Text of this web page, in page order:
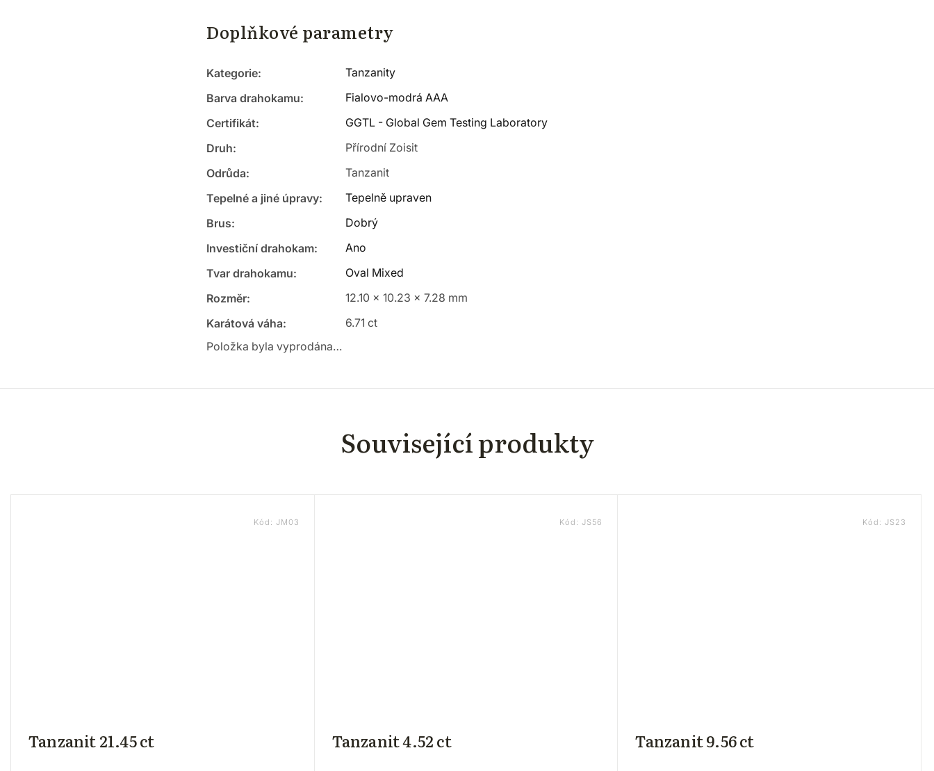
Doplňkové parametry
Kategorie:
Tanzanity
Barva drahokamu:
Fialovo-modrá AAA
Certifikát:
GGTL - Global Gem Testing Laboratory
Druh:
Přírodní Zoisit
Odrůda:
Tanzanit
Tepelné a jiné úpravy:
Tepelně upraven
Brus:
Dobrý
Investiční drahokam:
Ano
Tvar drahokamu:
Oval Mixed
Rozměr:
12.10 x 10.23 x 7.28 mm
Karátová váha:
6.71 ct
Položka byla vyprodána…
Související produkty
Tanzanit 21.45 ct
Kód: JM03
Tanzanit 4.52 ct
Kód: JS56
Tanzanit 9.56 ct
Kód: JS23